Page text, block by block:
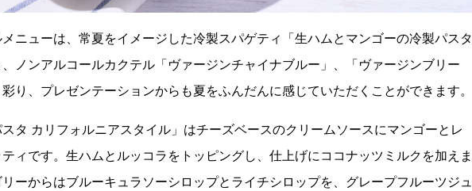
ニューは、常夏をイメージした冷製スパゲティ「生ハムとマンゴーの冷製パスタ
ノンアルコールカクテル「ヴァージンチャイナブルー」、「ヴァージンブリー
り、プレゼンテーションからも夏をふんだんに感じていただくことができます。
スタ カリフォルニアスタイル」はチーズベースのクリームソースにマンゴーとレ
ィです。生ハムとルッコラをトッピングし、仕上げにココナッツミルクを加えま
ーからはブルーキュラソーシロップとライチシロップを、グレープフルーツジュ